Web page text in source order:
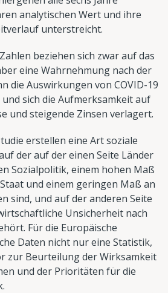
analytischen Wert und ihre
unterstreicht.
beziehen sich zwar auf das
eine Wahrnehmung nach der
die Auswirkungen von COVID-19
sich die Aufmerksamkeit auf
und steigende Zinsen verlagert.
erstellen eine Art soziale
der auf der einen Seite Länder
Sozialpolitik, einem hohen Maß
und einem geringen Maß an
sind, und auf der anderen Seite
Unsicherheit nach
Für die Europäische
Daten nicht nur eine Statistik,
zur Beurteilung der Wirksamkeit
und der Prioritäten für die